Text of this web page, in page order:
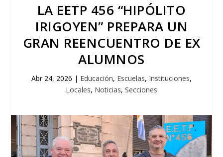
LA EETP 456 “HIPÓLITO
IRIGOYEN” PREPARA UN
GRAN REENCUENTRO DE EX
ALUMNOS
Abr 24, 2026 | Educación, Escuelas, Instituciones,
Locales, Noticias, Secciones